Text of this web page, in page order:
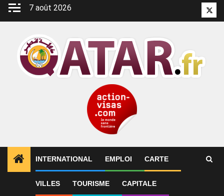
Aller
7 août 2026
INTERNATIONAL EMPLOI CARTE
VILLES TOURISME CAPITALE
International